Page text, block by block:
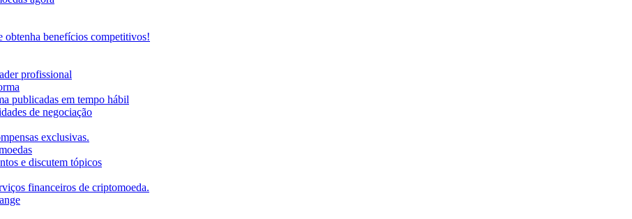
obtenha benefícios competitivos!
profissional
publicadas em tempo hábil
de negociação
exclusivas.
e discutem tópicos
financeiros de criptomoeda.